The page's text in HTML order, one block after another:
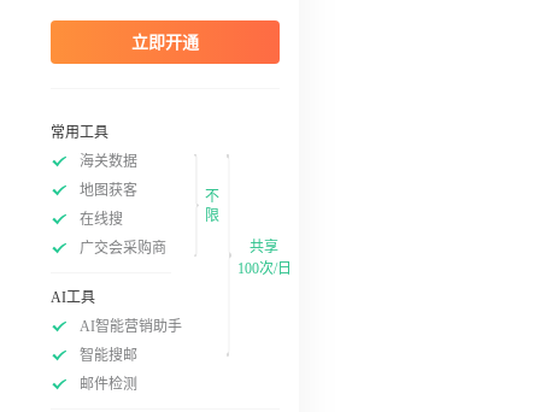
立即开通
常用工具
海关数据
地图获客
在线搜
广交会采购商
不
限
AI工具
AI智能营销助手
智能搜邮
邮件检测
共享
100次/日